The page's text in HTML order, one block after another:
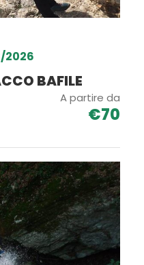
2026
BAFILE
A partire da
€70